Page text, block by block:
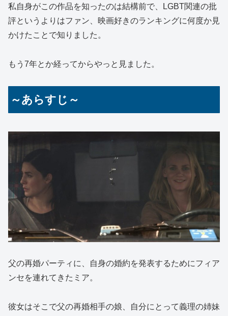
私自身がこの作品を知ったのは結構前で、LGBT関連の批
評というよりはファン、映画好きのランキングに何度か見
かけたことで知りました。
もう7年とか経ってからやっと見ました。
～あらすじ～
父の再婚パーティに、自身の婚約を発表するためにフィア
ンセを連れてきたミア。
彼女はそこで父の再婚相手の娘、自分にとって義理の姉妹